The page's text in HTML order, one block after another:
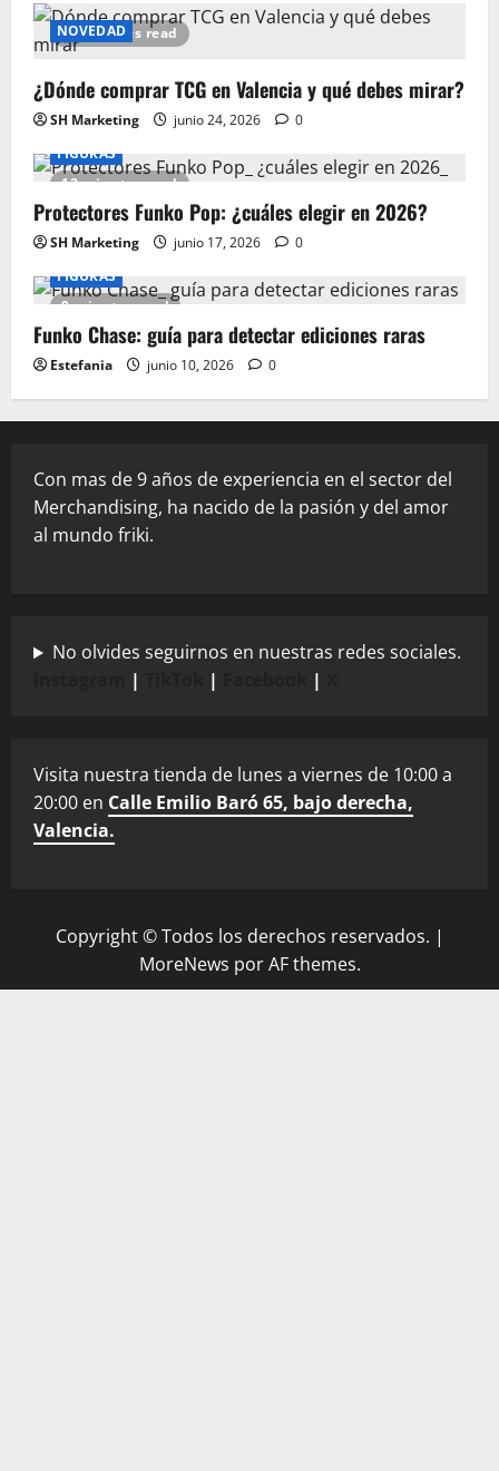
15 minutes read
NOVEDAD
¿Dónde comprar TCG en Valencia y qué debes mirar?
SH Marketing junio 24, 2026 0
12 minutes read
FIGURAS
Protectores Funko Pop: ¿cuáles elegir en 2026?
SH Marketing junio 17, 2026 0
9 minutes read
FIGURAS
Funko Chase: guía para detectar ediciones raras
Estefania junio 10, 2026 0
Con mas de 9 años de experiencia en el sector del
Merchandising, ha nacido de la pasión y del amor
al mundo friki.
No olvides seguirnos en nuestras redes sociales.
| | |
Visita nuestra tienda de lunes a viernes de 10:00 a
20:00 en Calle Emilio Baró 65, bajo derecha,
Valencia.
Copyright © Todos los derechos reservados. |
MoreNews por AF themes.